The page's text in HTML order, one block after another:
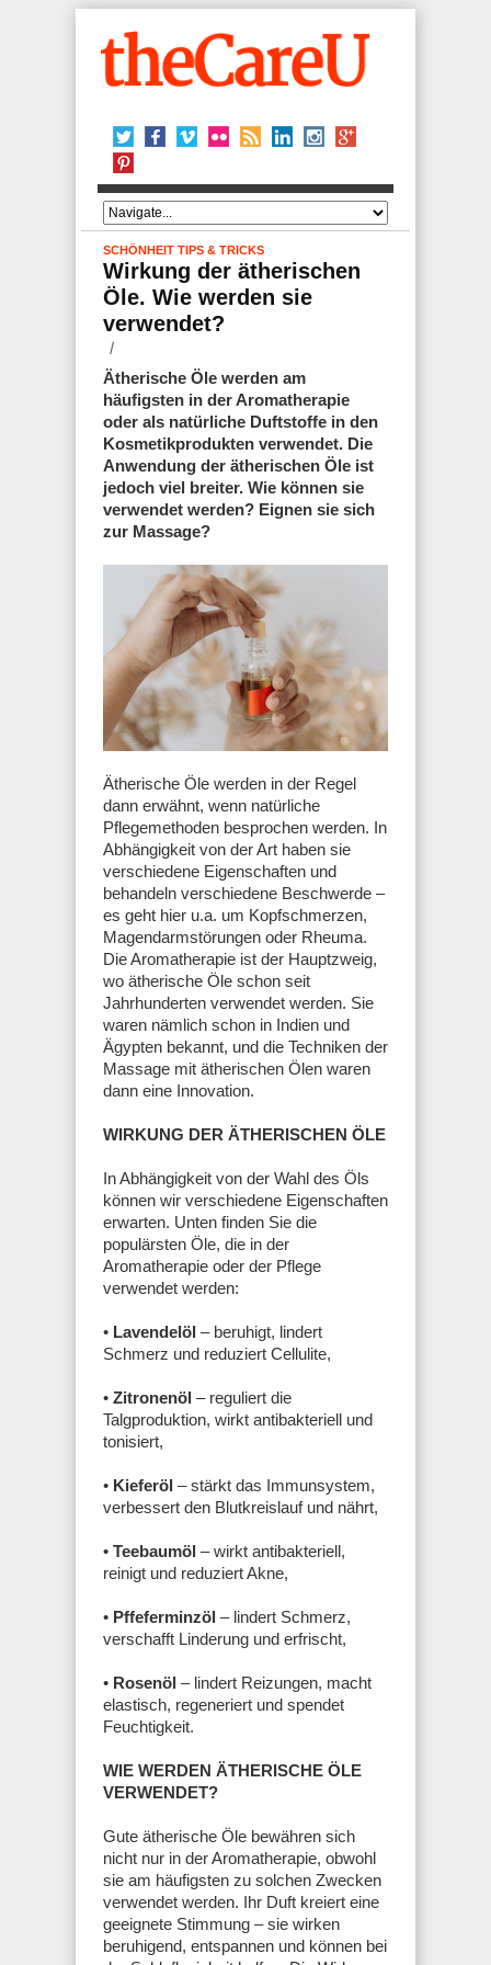
SCHÖNHEIT TIPS & TRICKS
Wirkung der ätherischen
Öle. Wie werden sie
verwendet?
Ätherische Öle werden am
häufigsten in der Aromatherapie
oder als natürliche Duftstoffe in den
Kosmetikprodukten verwendet. Die
Anwendung der ätherischen Öle ist
jedoch viel breiter. Wie können sie
verwendet werden? Eignen sie sich
zur Massage?
Ätherische Öle werden in der Regel
dann erwähnt, wenn natürliche
Pflegemethoden besprochen werden. In
Abhängigkeit von der Art haben sie
verschiedene Eigenschaften und
behandeln verschiedene Beschwerde –
es geht hier u.a. um Kopfschmerzen,
Magendarmstörungen oder Rheuma.
Die Aromatherapie ist der Hauptzweig,
wo ätherische Öle schon seit
Jahrhunderten verwendet werden. Sie
waren nämlich schon in Indien und
Ägypten bekannt, und die Techniken der
Massage mit ätherischen Ölen waren
dann eine Innovation.
WIRKUNG DER ÄTHERISCHEN ÖLE
In Abhängigkeit von der Wahl des Öls
können wir verschiedene Eigenschaften
erwarten. Unten finden Sie die
populärsten Öle, die in der
Aromatherapie oder der Pflege
verwendet werden:
• Lavendelöl – beruhigt, lindert
Schmerz und reduziert Cellulite,
• Zitronenöl – reguliert die
Talgproduktion, wirkt antibakteriell und
tonisiert,
• Kieferöl – stärkt das Immunsystem,
verbessert den Blutkreislauf und nährt,
• Teebaumöl – wirkt antibakteriell,
reinigt und reduziert Akne,
• Pffeferminzöl – lindert Schmerz,
verschafft Linderung und erfrischt,
• Rosenöl – lindert Reizungen, macht
elastisch, regeneriert und spendet
Feuchtigkeit.
WIE WERDEN ÄTHERISCHE ÖLE
VERWENDET?
Gute ätherische Öle bewähren sich
nicht nur in der Aromatherapie, obwohl
sie am häufigsten zu solchen Zwecken
verwendet werden. Ihr Duft kreiert eine
geeignete Stimmung – sie wirken
beruhigend, entspannen und können bei